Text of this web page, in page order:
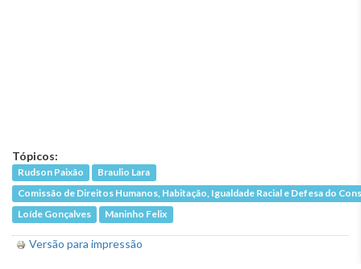
Tópicos:
Rudson Paixão
Braulio Lara
Comissão de Direitos Humanos, Habitação, Igualdade Racial e Defesa do
Loíde Gonçalves
Maninho Felix
Versão para impressão